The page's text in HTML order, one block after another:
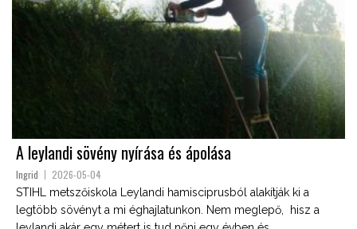
A leylandi sövény nyírása és ápolása
Ingrid 2026-05-04
STIHL metszőiskola Leylandi hamisciprusból alakítják ki a
legtöbb sövényt a mi éghajlatunkon. Nem meglepő, hisz a